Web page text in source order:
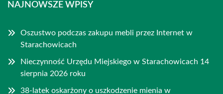
NAJNOWSZE WPISY
Oszustwo podczas zakupu mebli przez Internet w
Starachowicach
Nieczynność Urzędu Miejskiego w Starachowicach 14
sierpnia 2026 roku
38-latek oskarżony o uszkodzenie mienia w